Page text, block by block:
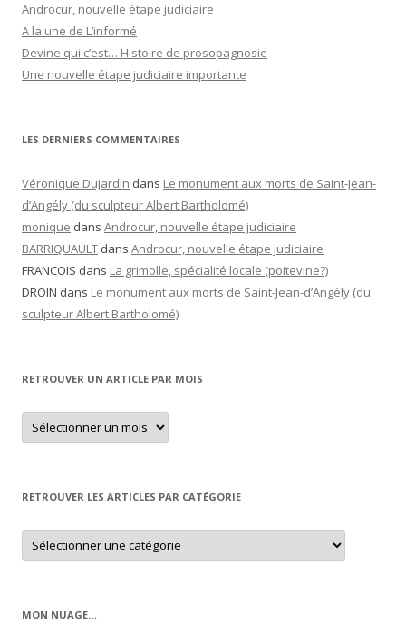
Androcur, nouvelle étape judiciaire
A la une de L’informé
Devine qui c’est… Histoire de prosopagnosie
Une nouvelle étape judiciaire importante
LES DERNIERS COMMENTAIRES
Véronique Dujardin dans Le monument aux morts de Saint-Jean-
d’Angély (du sculpteur Albert Bartholomé)
monique dans Androcur, nouvelle étape judiciaire
BARRIQUAULT dans Androcur, nouvelle étape judiciaire
FRANCOIS dans La grimolle, spécialité locale (poitevine?)
DROIN dans Le monument aux morts de Saint-Jean-d’Angély (du
sculpteur Albert Bartholomé)
RETROUVER UN ARTICLE PAR MOIS
Retrouver
un
article
RETROUVER LES ARTICLES PAR CATÉGORIE
Retrouver
les
articles
MON NUAGE…